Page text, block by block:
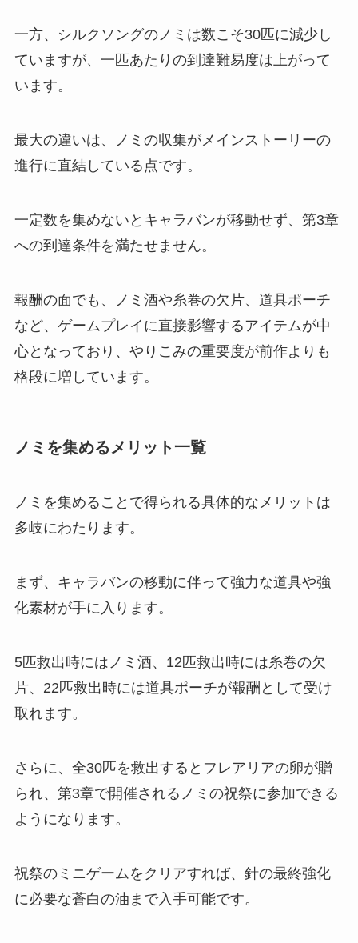
一方、シルクソングのノミは数こそ30匹に減少し
ていますが、一匹あたりの到達難易度は上がって
います。
最大の違いは、ノミの収集がメインストーリーの
進行に直結している点です。
一定数を集めないとキャラバンが移動せず、第3章
への到達条件を満たせません。
報酬の面でも、ノミ酒や糸巻の欠片、道具ポーチ
など、ゲームプレイに直接影響するアイテムが中
心となっており、やりこみの重要度が前作よりも
格段に増しています。
ノミを集めるメリット一覧
ノミを集めることで得られる具体的なメリットは
多岐にわたります。
まず、キャラバンの移動に伴って強力な道具や強
化素材が手に入ります。
5匹救出時にはノミ酒、12匹救出時には糸巻の欠
片、22匹救出時には道具ポーチが報酬として受け
取れます。
さらに、全30匹を救出するとフレアリアの卵が贈
られ、第3章で開催されるノミの祝祭に参加できる
ようになります。
祝祭のミニゲームをクリアすれば、針の最終強化
に必要な蒼白の油まで入手可能です。